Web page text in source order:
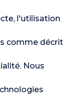
l'utilisation
comme décrit
Nous